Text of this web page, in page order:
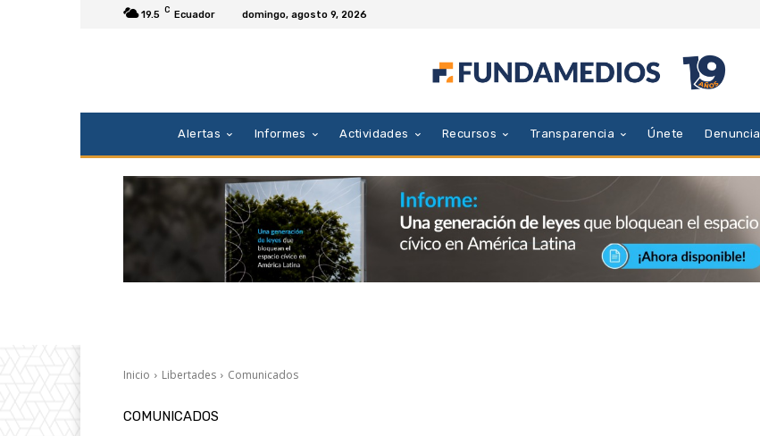
19.5 C Ecuador domingo, agosto 9, 2026
Alertas Informes Actividades Recursos Transparencia Únete Denuncia
Inicio Libertades Comunicados
COMUNICADOS